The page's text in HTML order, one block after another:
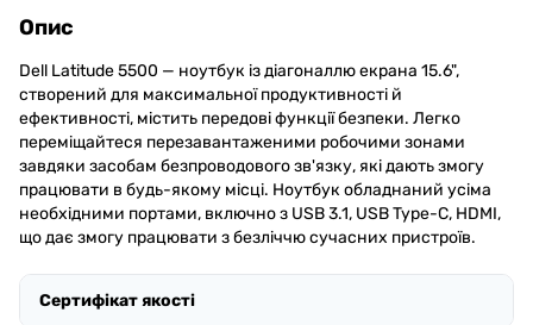
Опис
Dell Latitude 5500 — ноутбук із діагоналлю екрана 15.6",
створений для максимальної продуктивності й
ефективності, містить передові функції безпеки. Легко
переміщайтеся перезавантаженими робочими зонами
завдяки засобам безпроводового зв'язку, які дають змогу
працювати в будь-якому місці. Ноутбук обладнаний усіма
необхідними портами, включно з USB 3.1, USB Type-C, HDMI,
що дає змогу працювати з безліччю сучасних пристроїв.
Сертифікат якості